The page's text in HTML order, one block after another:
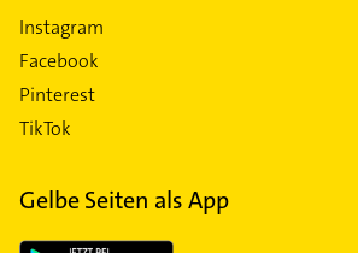
Instagram
Facebook
Pinterest
TikTok
Gelbe Seiten als App